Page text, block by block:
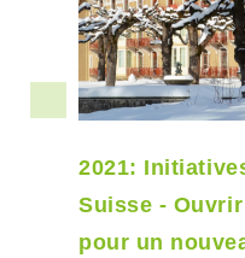
2021:
Suisse -
pour un